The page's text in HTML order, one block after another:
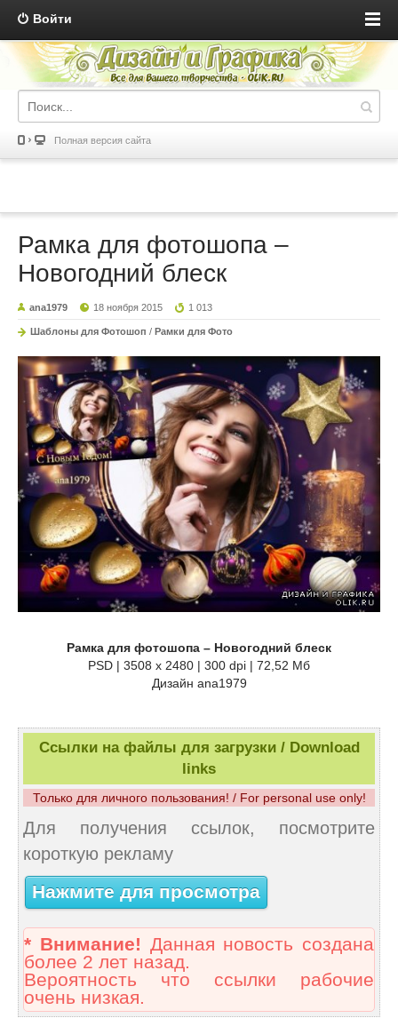
Войти
Полная версия сайта
Рамка для фотошопа –
Новогодний блеск
ana1979 18 ноября 2015 1 013
Шаблоны для Фотошоп / Рамки для Фото
Рамка для фотошопа – Новогодний блеск
PSD | 3508 x 2480 | 300 dpi | 72,52 Мб
Дизайн аnа1979
Ссылки на файлы для загрузки / Download
links
Только для личного пользования! / For personal use only!
Для получения ссылок, посмотрите
короткую рекламу
Нажмите для просмотра
* Внимание! Данная новость создана
более 2 лет назад.
Вероятность что ссылки рабочие
очень низкая.